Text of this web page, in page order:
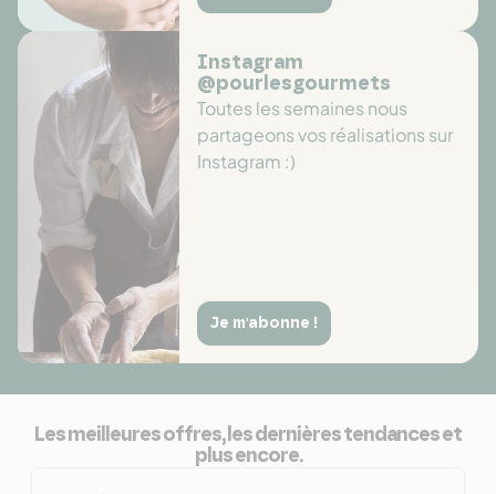
Instagram
@pourlesgourmets
Toutes les semaines nous
partageons vos réalisations sur
Instagram :)
Je m'abonne !
Les meilleures offres, les dernières tendances et
plus encore.